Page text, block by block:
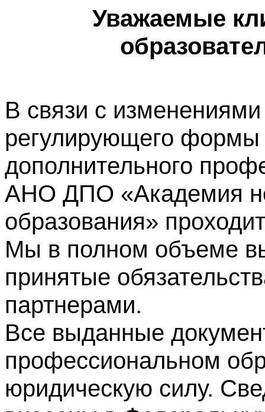
Уважаемые
В связи с изменениями
регулирующего формы
дополнительного
АНО ДПО «Академия
образования»
Мы в полном объеме
принятые
партнерами.
Все выданные
профессиональном
юридическую силу.